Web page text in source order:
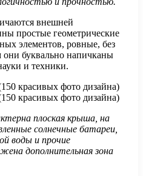
внешней
простые геометрические
элементов, ровные, без
буквально напичканы
и техники.
плоская крыша, на
солнечные батареи,
воды и прочие
дополнительная зона